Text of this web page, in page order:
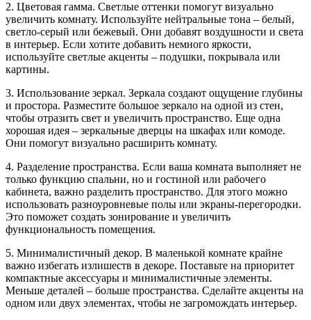
2. Цветовая гамма. Светлые оттенки помогут визуально
увеличить комнату. Используйте нейтральные тона – белый,
светло-серый или бежевый. Они добавят воздушности и света
в интерьер. Если хотите добавить немного яркости,
используйте светлые акценты – подушки, покрывала или
картины.
3. Использование зеркал. Зеркала создают ощущение глубины
и простора. Разместите большое зеркало на одной из стен,
чтобы отразить свет и увеличить пространство. Еще одна
хорошая идея – зеркальные дверцы на шкафах или комоде.
Они помогут визуально расширить комнату.
4. Разделение пространства. Если ваша комната выполняет не
только функцию спальни, но и гостиной или рабочего
кабинета, важно разделить пространство. Для этого можно
использовать разноуровневые полы или экраны-перегородки.
Это поможет создать зонирование и увеличить
функциональность помещения.
5. Минималистичный декор. В маленькой комнате крайне
важно избегать излишеств в декоре. Поставьте на приоритет
компактные аксессуары и минималистичные элементы.
Меньше деталей – больше пространства. Сделайте акценты на
одном или двух элементах, чтобы не загромождать интерьер.